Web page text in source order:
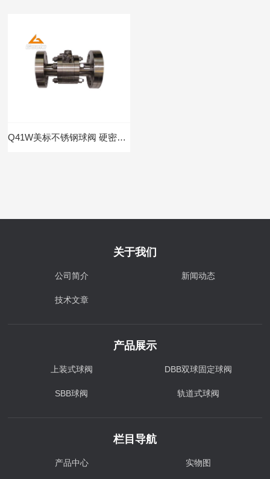
Q41W美标不锈钢球阀 硬密封球阀
关于我们
公司简介 新闻动态
技术文章
产品展示
上装式球阀 DBB双球固定球阀
SBB球阀 轨道式球阀
栏目导航
产品中心 实物图